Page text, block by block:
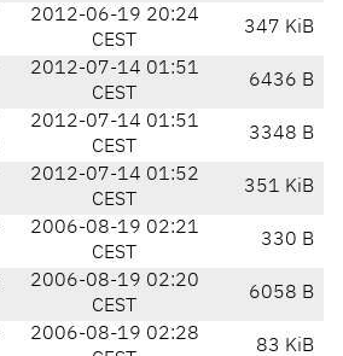
2012-06-19 20:24
CEST
347 KiB
2012-07-14 01:51
CEST
6436 B
2012-07-14 01:51
CEST
3348 B
2012-07-14 01:52
CEST
351 KiB
2006-08-19 02:21
CEST
330 B
2006-08-19 02:20
CEST
6058 B
2006-08-19 02:28
83 KiB